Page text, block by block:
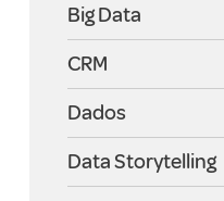
Big Data
CRM
Dados
Data Storytelling